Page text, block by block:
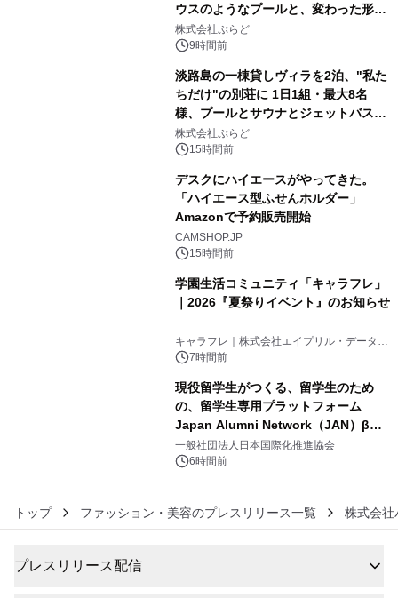
ウスのようなプールと、変わった形の
サウナも 「THE BOXY AWAJI」のお
得な素泊まり連泊プランで
株式会社ぷらど
9時間前
淡路島の一棟貸しヴィラを2泊、"私た
ちだけ"の別荘に 1日1組・最大8名
様、プールとサウナとジェットバス付
きで Villa Mon Temps AWAJIの連泊
素泊りプラン
株式会社ぷらど
15時間前
デスクにハイエースがやってきた。
「ハイエース型ふせんホルダー」
Amazonで予約販売開始
CAMSHOP.JP
15時間前
学園生活コミュニティ「キャラフレ」
｜2026『夏祭りイベント』のお知らせ
キャラフレ｜株式会社エイプリル・データ・
デザインズ
7時間前
現役留学生がつくる、留学生のため
の、留学生専用プラットフォーム
Japan Alumni Network（JAN）β版
をリリース
一般社団法人日本国際化推進協会
6時間前
トップ ファッション・美容のプレスリリース一覧 株式会社
プレスリリース配信